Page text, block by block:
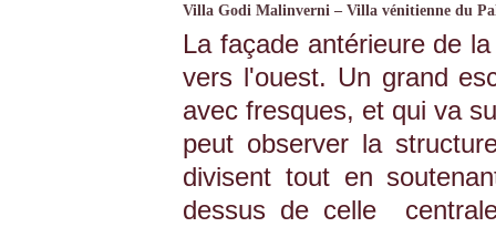
Villa Godi Malinverni – Villa vénitienne du
La façade antérieure de
vers l'ouest. Un grand
avec fresques, et qui va
peut observer la
divisent tout en
dessus de celle